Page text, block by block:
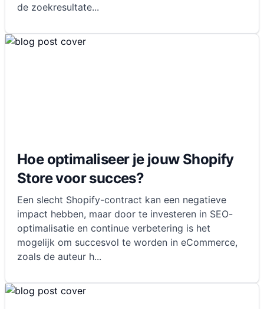
de zoekresultate...
Hoe optimaliseer je jouw Shopify
Store voor succes?
Een slecht Shopify-contract kan een negatieve
impact hebben, maar door te investeren in SEO-
optimalisatie en continue verbetering is het
mogelijk om succesvol te worden in eCommerce,
zoals de auteur h...